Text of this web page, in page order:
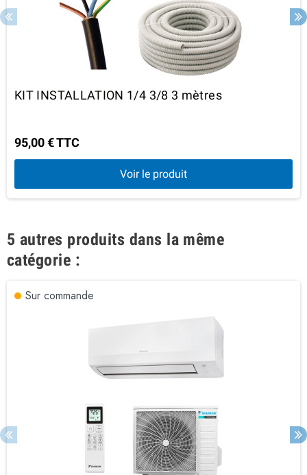
KIT INSTALLATION 1/4 3/8 3 mètres
95,00 € TTC
Voir le produit
5 autres produits dans la même
catégorie :
Sur commande